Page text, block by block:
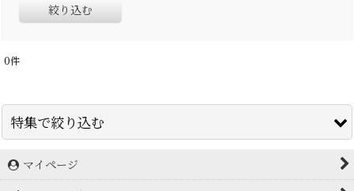
絞り込む
0件
特集で絞り込む
アイスブレーカー icebreaker
マイページ